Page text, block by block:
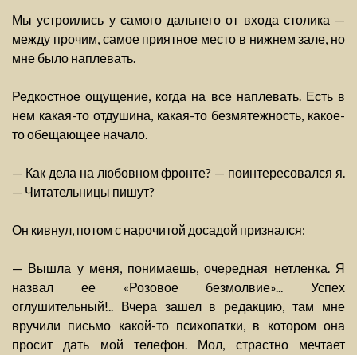
Мы устроились у самого дальнего от входа столика —
между прочим, самое приятное место в нижнем зале, но
мне было наплевать.
Редкостное ощущение, когда на все наплевать. Есть в
нем какая-то отдушина, какая-то безмятежность, какое-
то обещающее начало.
— Как дела на любовном фронте? — поинтересовался я.
— Читательницы пишут?
Он кивнул, потом с нарочитой досадой признался:
— Вышла у меня, понимаешь, очередная нетленка. Я
назвал ее «Розовое безмолвие»... Успех
оглушительный!.. Вчера зашел в редакцию, там мне
вручили письмо какой-то психопатки, в котором она
просит дать мой телефон. Мол, страстно мечтает